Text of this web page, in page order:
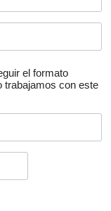
el formato
trabajamos con este